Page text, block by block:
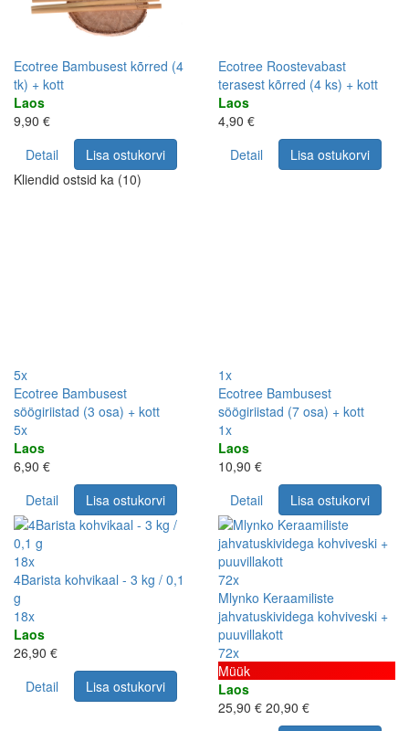
Ecotree Bambusest kõrred (4
tk) + kott
Laos
9,90 €
Detail
Lisa ostukorvi
Ecotree Roostevabast
terasest kõrred (4 ks) + kott
Laos
4,90 €
Detail
Lisa ostukorvi
Kliendid ostsid ka (10)
5x
Ecotree Bambusest
söögiriistad (3 osa) + kott
5x
Laos
6,90 €
Detail
Lisa ostukorvi
1x
Ecotree Bambusest
söögiriistad (7 osa) + kott
1x
Laos
10,90 €
Detail
Lisa ostukorvi
18x
4Barista kohvikaal - 3 kg / 0,1
g
18x
Laos
26,90 €
Detail
Lisa ostukorvi
72x
Mlynko Keraamiliste
jahvatuskividega kohviveski +
puuvillakott
72x
Müük
Laos
25,90 € 20,90 €